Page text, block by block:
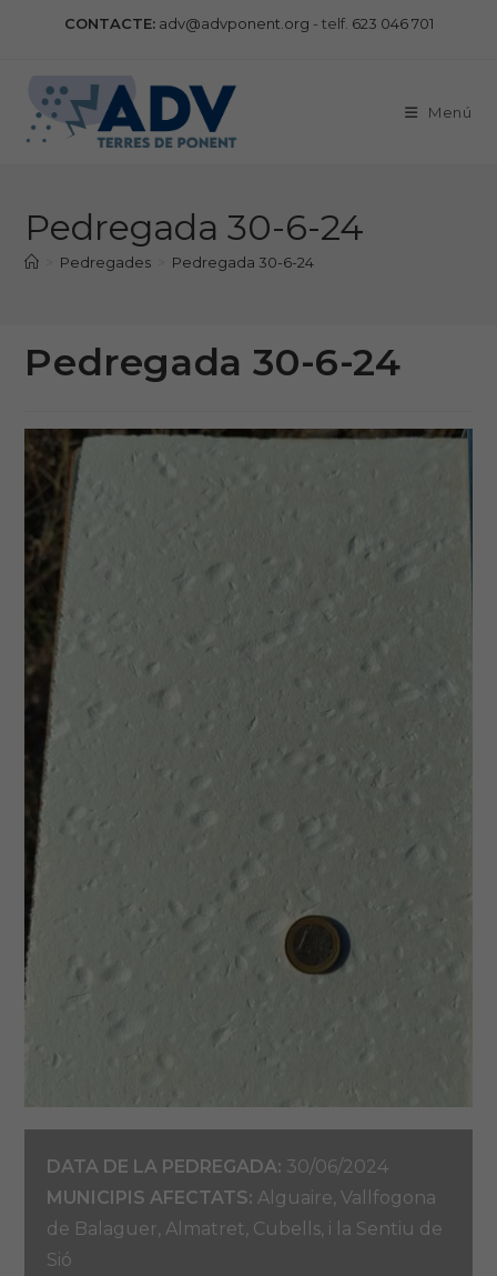
CONTACTE:adv@advponent.org - telf. 623 046 701
Menú
Pedregada 30-6-24
Pedregades Pedregada 30-6-24
Pedregada 30-6-24
DATA DE LA PEDREGADA: 30/06/2024
MUNICIPIS AFECTATS: Alguaire, Vallfogona
de Balaguer, Almatret, Cubells, i la Sentiu de
Sió